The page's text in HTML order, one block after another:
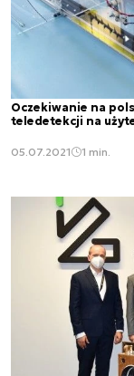
Oczekiwanie na
teledetekcji na
05.07.2021 1 min.